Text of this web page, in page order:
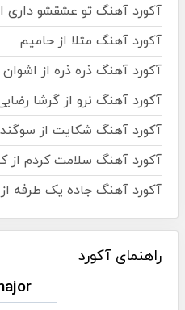
آکورد آهنگ تو عشقشو داری
آکورد آهنگ مثلا از حامیم
آکورد آهنگ ذره ذره از اشوان
آکورد آهنگ نرو از گرشا
آکورد آهنگ شکایت از سوگند
آکورد آهنگ سلامت کردم از
آکورد آهنگ جاده یک طرفه
راهنمای آکورد